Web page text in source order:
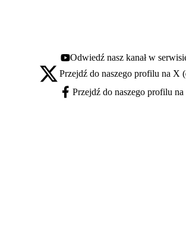
Youtube - otwiera się w nowej karcie
Odwiedź nasz kanał w
X - otwiera się w nowej karcie
Przejdź do naszego profilu na X
Facebook - otwiera się w nowej karcie
Przejdź do naszego profilu na